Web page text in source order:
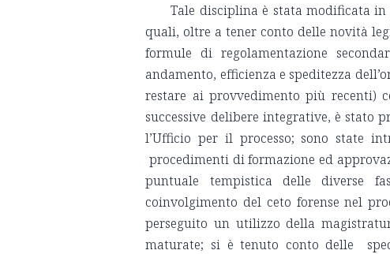
Tale disciplina è stata modificata
quali, oltre a tener conto delle novità
formule di regolamentazione
andamento, efficienza e speditezza
restare ai provvedimento più recenti)
successive delibere integrative, è stato
l’Ufficio per il processo; sono state
procedimenti di formazione ed
puntuale tempistica delle diverse
coinvolgimento del ceto forense nel
perseguito un utilizzo della
maturate; si è tenuto conto delle